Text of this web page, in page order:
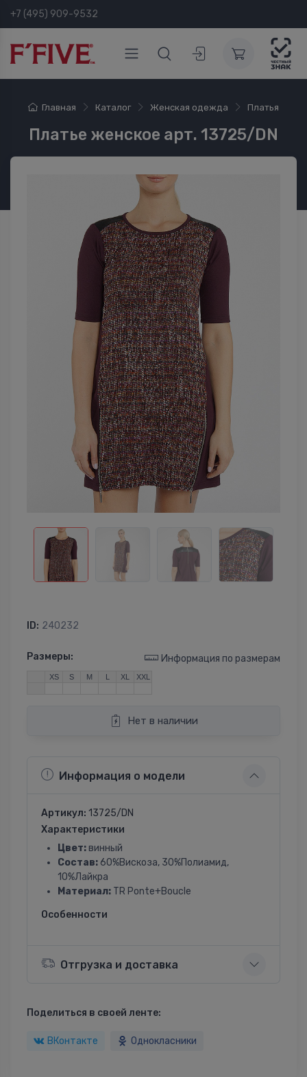
+7 (495) 909-9532
Главная Каталог Женская одежда Платья
Платье женское арт. 13725/DN
ID: 240232
Размеры: Информация по размерам
XS S M L XL XXL
Нет в наличии
Информация о модели
Артикул: 13725/DN
Характеристики
Цвет: винный
Состав: 60%Вискоза, 30%Полиамид,
10%Лайкра
Материал: TR Ponte+Boucle
Особенности
Отгрузка и доставка
Поделиться в своей ленте:
ВКонтакте Однокласники